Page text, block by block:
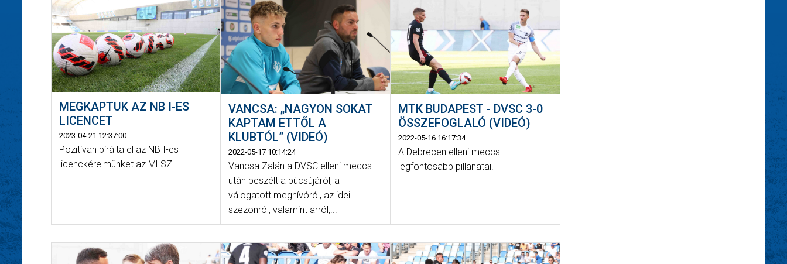
MEGKAPTUK AZ NB I-ES
LICENCET
2023-04-21 12:37:00
Pozitívan bírálta el az NB I-es
licenckérelmünket az MLSZ.
VANCSA: „NAGYON SOKAT
KAPTAM ETTŐL A
KLUBTÓL” (VIDEÓ)
2022-05-17 10:14:24
Vancsa Zalán a DVSC elleni meccs
után beszélt a búcsújáról, a
válogatott meghívóról, az idei
szezonról, valamint arról,...
MTK BUDAPEST - DVSC 3-0
ÖSSZEFOGLALÓ (VIDEÓ)
2022-05-16 16:17:34
A Debrecen elleni meccs
legfontosabb pillanatai.